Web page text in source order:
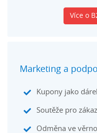
Více o
Marketing a
Kupony jako
Soutěže pro
Odměna ve